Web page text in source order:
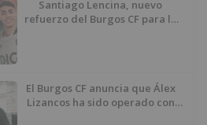
Santiago Lencina, nuevo
refuerzo del Burgos CF para la
El Burgos CF anuncia que Álex
Lizancos ha sido operado con